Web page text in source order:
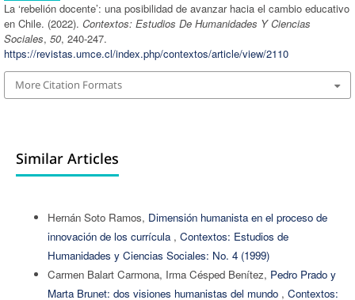
La ‘rebelión docente’: una posibilidad de avanzar hacia el cambio educativo
en Chile. (2022). Contextos: Estudios De Humanidades Y Ciencias
Sociales, 50, 240-247.
https://revistas.umce.cl/index.php/contextos/article/view/2110
More Citation Formats
Similar Articles
Hernán Soto Ramos, Dimensión humanista en el proceso de
innovación de los currícula , Contextos: Estudios de
Humanidades y Ciencias Sociales: No. 4 (1999)
Carmen Balart Carmona, Irma Césped Benítez, Pedro Prado y
Marta Brunet: dos visiones humanistas del mundo , Contextos: